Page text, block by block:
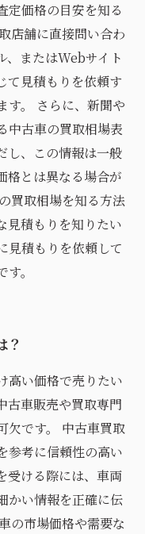
定価格の目安を知る
店舗に直接問い合わ
、またはWebサイト
て見積もりを依頼す
す。 さらに、新聞や
中古車の買取相場表
し、この情報は一般
格とは異なる場合が
買取相場を知る方法
見積もりを知りたい
見積もりを依頼して
。
？
高い価格で売りたい
古車販売や買取専門
欠です。 中古車買取
参考に信頼性の高い
受ける際には、車両
かい情報を正確に伝
の市場価格や需要な